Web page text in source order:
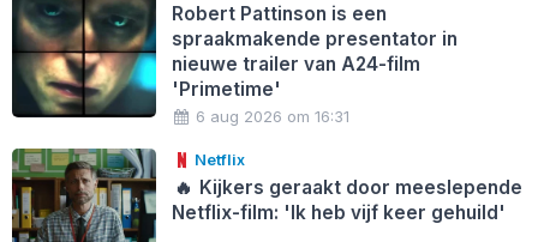
Robert Pattinson is een
spraakmakende presentator in
nieuwe trailer van A24-film
'Primetime'
6 aug 2026 om 16:31
Netflix
🔥 Kijkers geraakt door meeslepende
Netflix-film: 'Ik heb vijf keer gehuild'